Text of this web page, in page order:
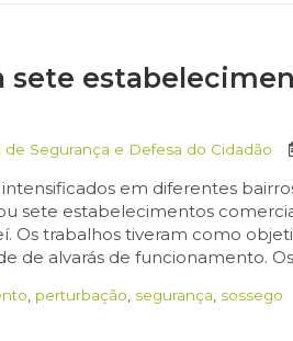
sete
de Segurança e Defesa do Cidadão
em diferentes
sete estabelecimentos
Os trabalhos tiveram como
de alvarás de funcionamento.
perturbação segurança sossego